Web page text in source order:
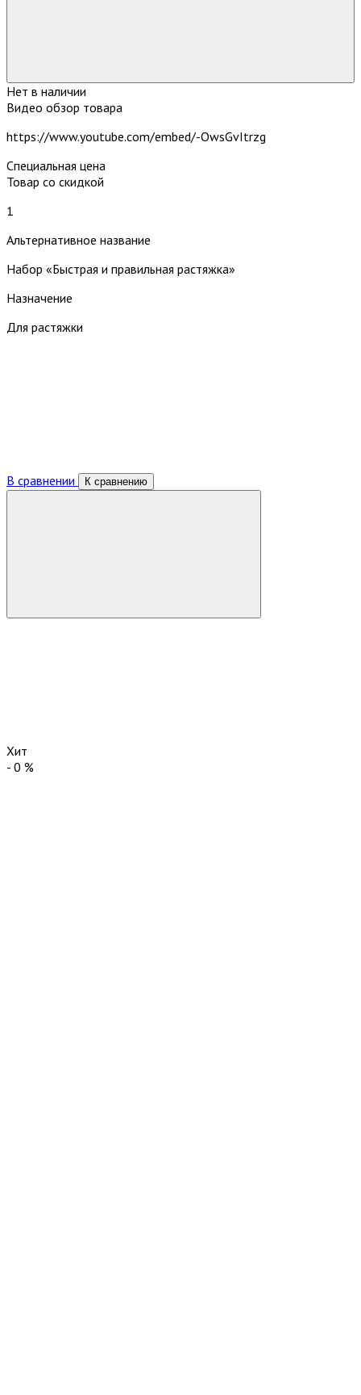
Нет в наличии
Видео обзор товара
https://www.youtube.com/embed/-OwsGvItrzg
Специальная цена
Товар со скидкой
1
Альтернативное название
Набор «Быстрая и правильная растяжка»
Назначение
Для растяжки
В сравнении К сравнению
Хит
- 0 %